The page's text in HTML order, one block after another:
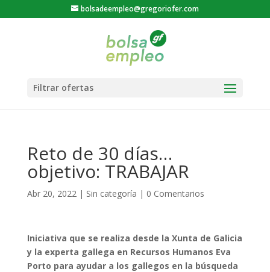
bolsadeempleo@gregoriofer.com
Reto de 30 días…
objetivo: TRABAJAR
Abr 20, 2022| Sin categoría | 0 Comentarios
Iniciativa que se realiza desde la Xunta de Galicia
y la experta gallega en Recursos Humanos Eva
Porto para ayudar a los gallegos en la búsqueda